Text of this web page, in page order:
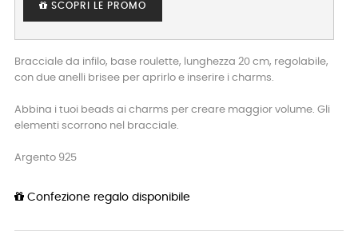
SCOPRI LE PROMO
Bracciale da infilo, base roulette, lunghezza 20 cm, regolabile,
con due anelli brisee per aprirlo e inserire i charms.
Abbina i tuoi beads ai charms per creare maggior volume. Gli
elementi scorrono nel bracciale.
Argento 925
Confezione regalo disponibile